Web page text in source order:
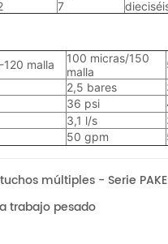
múltiples - Serie PAKE
trabajo pesado